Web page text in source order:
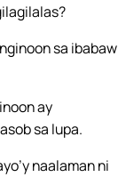
sa ibabaw
ay
sa lupa.
naalaman ni